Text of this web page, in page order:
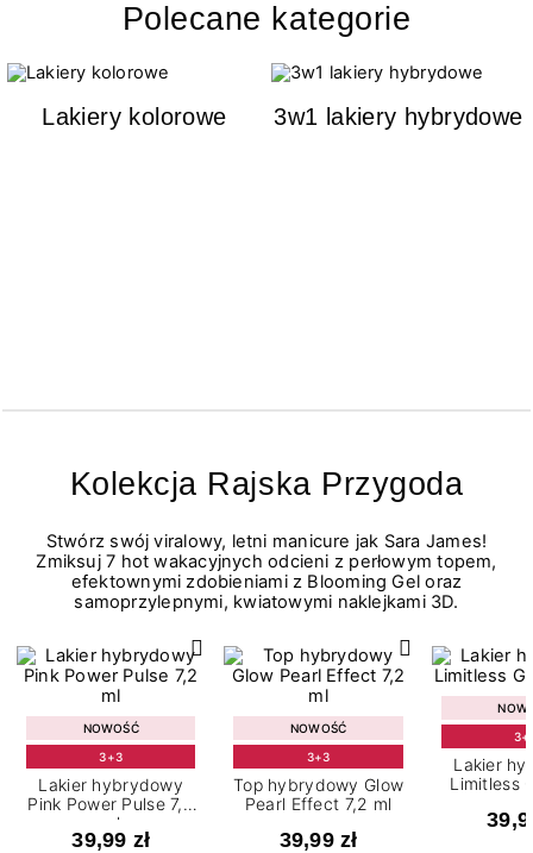
Polecane kategorie
Lakiery kolorowe 3w1 lakiery hybrydowe
Kolekcja Rajska Przygoda
Stwórz swój viralowy, letni manicure jak Sara James!
Zmiksuj 7 hot wakacyjnych odcieni z perłowym topem,
efektownymi zdobieniami z Blooming Gel oraz
samoprzylepnymi, kwiatowymi naklejkami 3D.
NOWOŚĆ
3+3
Lakier hybrydowy
Pink Power Pulse 7,2
ml
39,99 zł
NOWOŚĆ
3+3
Top hybrydowy Glow
Pearl Effect 7,2 ml
39,99 zł
Lakier
Limitless